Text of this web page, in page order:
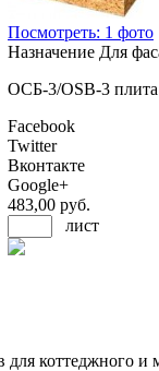
Посмотреть: 1 фото
Назначение Для
ОСБ-3/OSB-3
Facebook
Twitter
Вконтакте
Google+
483,00 руб.
лист
коттеджного